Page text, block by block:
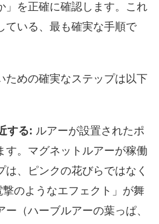
」を正確に確認します。これ
ている、最も確実な手順で
ための確実なステップは以下
する: ルアーが設置されたポ
す。マグネットルアーが稼働
は、ピンクの花びらではなく
撃のようなエフェクト」が舞
（ハーブルアーの葉っぱ、